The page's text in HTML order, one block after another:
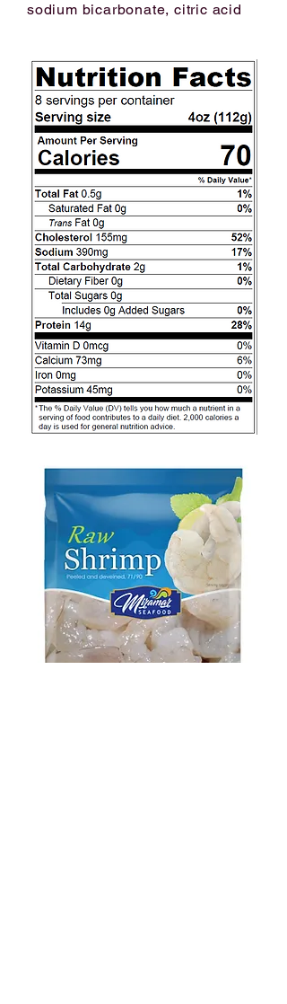
sodium bicarbonate, citric acid